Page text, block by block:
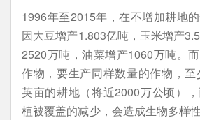
1996年至2015年，在不增加耕地
因大豆增产1.803亿吨，玉米增产
2520万吨，油菜增产1060万吨。
作物，要生产同样数量的作物，
英亩的耕地（将近2000万公顷）
植被覆盖的减少，会造成生物多样